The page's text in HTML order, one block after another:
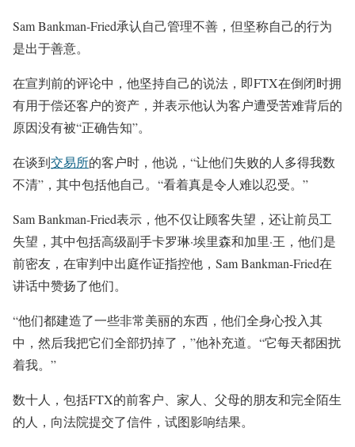
Sam Bankman-Fried承认自己管理不善，但坚称自己的行为
是出于善意。
在宣判前的评论中，他坚持自己的说法，即FTX在倒闭时拥
有用于偿还客户的资产，并表示他认为客户遭受苦难背后的
原因没有被“正确告知”。
在谈到交易所的客户时，他说，“让他们失败的人多得我数
不清”，其中包括他自己。“看着真是令人难以忍受。”
Sam Bankman-Fried表示，他不仅让顾客失望，还让前员工
失望，其中包括高级副手卡罗琳·埃里森和加里·王，他们是
前密友，在审判中出庭作证指控他，Sam Bankman-Fried在
讲话中赞扬了他们。
“他们都建造了一些非常美丽的东西，他们全身心投入其
中，然后我把它们全部扔掉了，”他补充道。“它每天都困扰
着我。”
数十人，包括FTX的前客户、家人、父母的朋友和完全陌生
的人，向法院提交了信件，试图影响结果。